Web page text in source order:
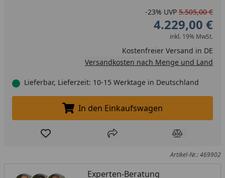
-23% UVP 5.505,00 €
4.229,00 €
inkl. 19% MwSt.
Kostenfreier Versand in DE
Versandkosten nach Menge und Land
Lieferbar, Lieferzeit: 10-15 Werktage in Deutschland
In den Einkaufswagen legen
In den Einkaufswagen
Produkt zur Wunschliste hinzufügen
Teilen Produkt
Artikel-Nr.: 469902
Experten-Beratung